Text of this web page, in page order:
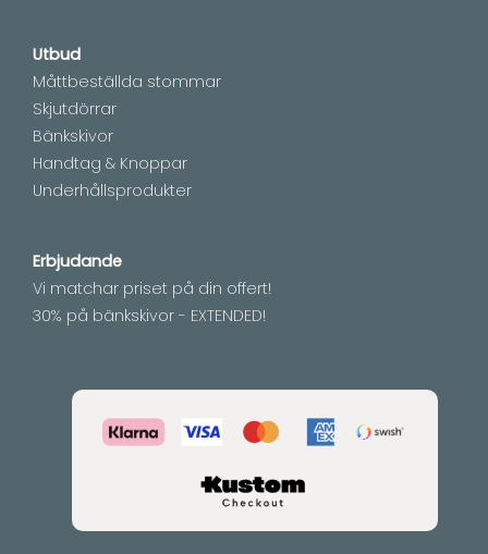
Utbud
Måttbeställda stommar
Skjutdörrar
Bänkskivor
Handtag & Knoppar
Underhållsprodukter
Erbjudande
Vi matchar priset på din offert!
30% på bänkskivor - EXTENDED!